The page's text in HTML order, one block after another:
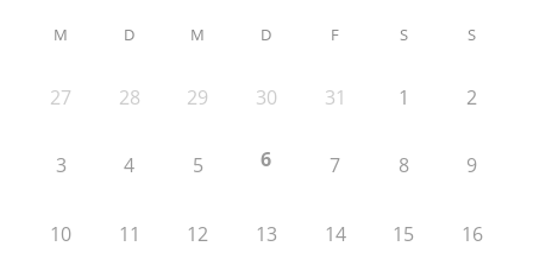
M D M D F S S
27 28 29 30 31 1 2
3 4 5 6 7 8 9
10 11 12 13 14 15 16